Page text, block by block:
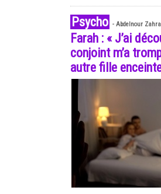
Psycho - Abdelnour
Farah : « J’ai
conjoint m’a
autre fille